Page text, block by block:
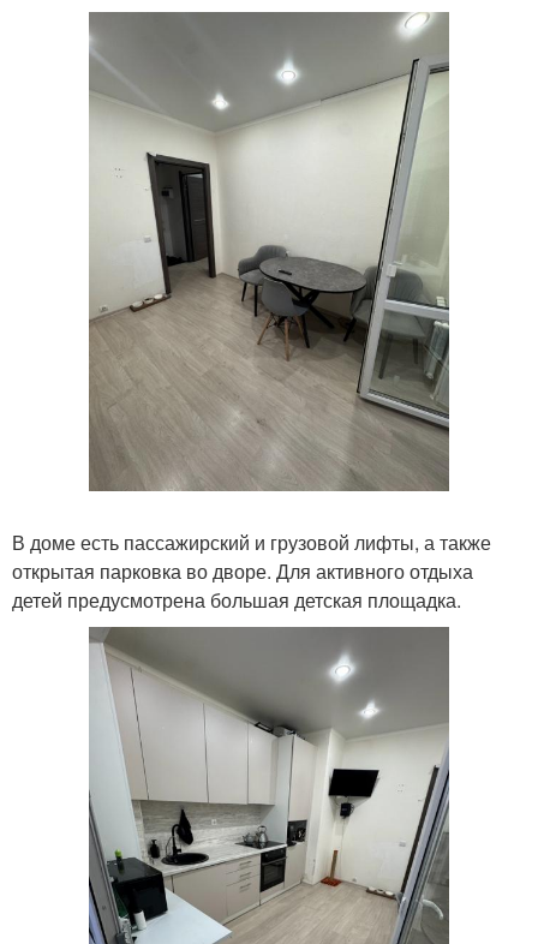
В доме есть пассажирский и грузовой лифты, а также
открытая парковка во дворе. Для активного отдыха
детей предусмотрена большая детская площадка.